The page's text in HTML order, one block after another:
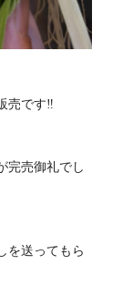
売です‼️
完売御礼でし
を送ってもら